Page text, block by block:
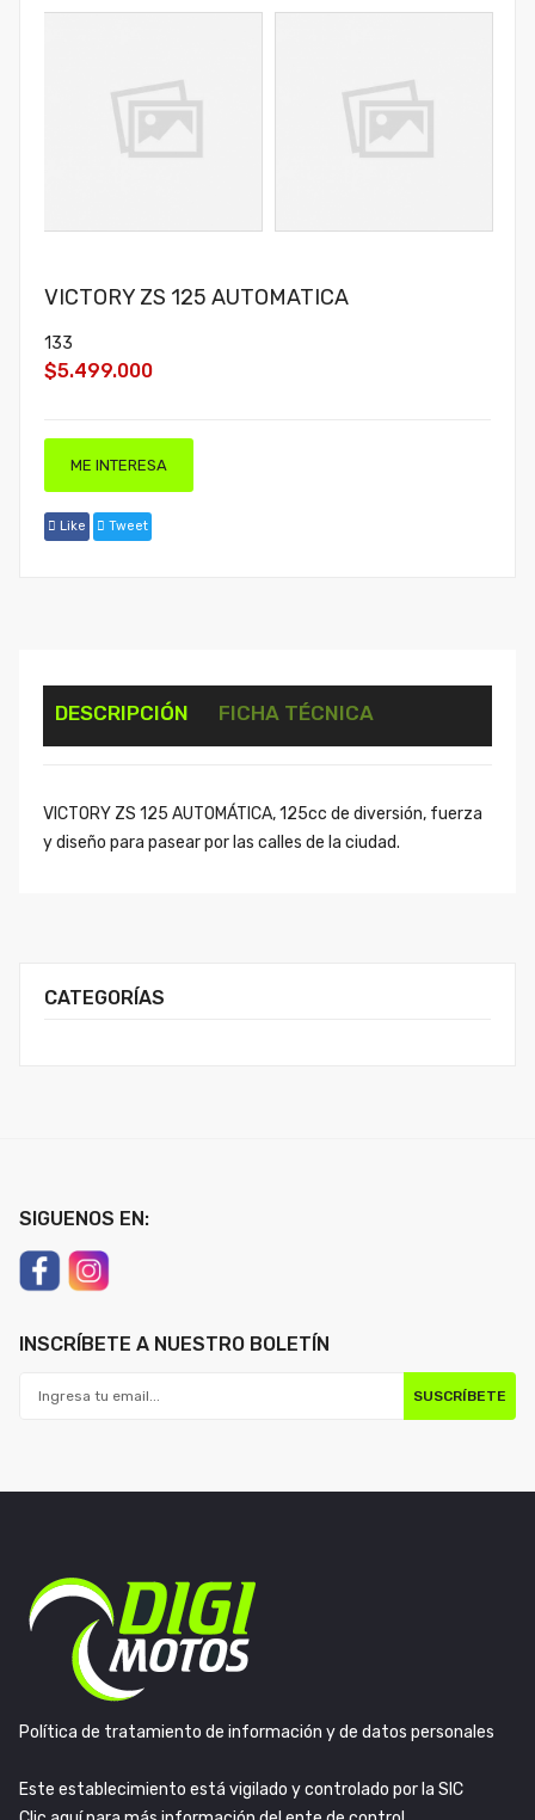
CATEGORÍAS
VICTORY ZS 125 AUTOMATICA
133
$5.499.000
ME INTERESA
Like Tweet
DESCRIPCIÓN FICHA TÉCNICA
VICTORY ZS 125 AUTOMÁTICA, 125cc de diversión, fuerza
y diseño para pasear por las calles de la ciudad.
SIGUENOS EN:
INSCRÍBETE A NUESTRO BOLETÍN
SUSCRÍBETE
Política de tratamiento de información y de datos personales
Este establecimiento está vigilado y controlado por la SIC